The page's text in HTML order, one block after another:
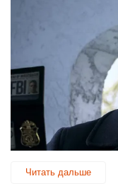
Читать дальше